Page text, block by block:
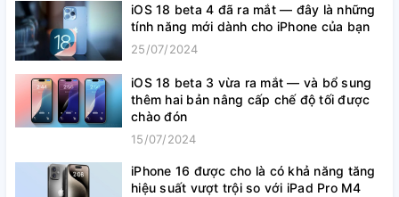
iOS 18 beta 4 đã ra mắt — đây là những
tính năng mới dành cho iPhone của bạn
25/07/2024
iOS 18 beta 3 vừa ra mắt — và bổ sung
thêm hai bản nâng cấp chế độ tối được
chào đón
15/07/2024
iPhone 16 được cho là có khả năng tăng
hiệu suất vượt trội so với iPad Pro M4